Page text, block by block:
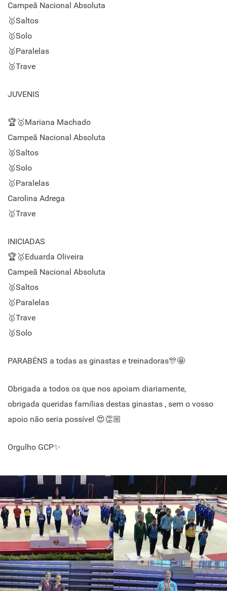
Campeã Nacional Absoluta
🥇Saltos
🥇Solo
🥈Paralelas
🥉Trave
JUVENIS
🏆🥇Mariana Machado
Campeã Nacional Absoluta
🥈Saltos
🥈Solo
🥇Paralelas
Carolina Adrega
🥇Trave
INICIADAS
🏆🥇Eduarda Oliveira
Campeã Nacional Absoluta
🥈Saltos
🥇Paralelas
🥇Trave
🥈Solo
PARABÉNS a todas as ginastas e treinadoras🎊🤩
Obrigada a todos os que nos apoiam diariamente,
obrigada queridas famílias destas ginastas , sem o vosso
apoio não seria possível 😍👏🏼
Orgulho GCP✨